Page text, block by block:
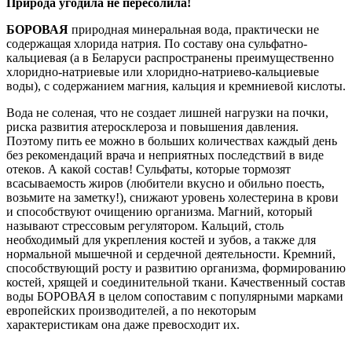
БОРОВАЯ природная минеральная вода, практически не
содержащая хлорида натрия. По составу она сульфатно-
кальциевая (а в Беларуси распространены преимущественно
хлоридно-натриевые или хлоридно-натриево-кальциевые
воды), с содержанием магния, кальция и кремниевой кислоты.
Вода не соленая, что не создает лишней нагрузки на почки,
риска развития атеросклероза и повышения давления.
Поэтому пить ее можно в больших количествах каждый день
без рекомендаций врача и неприятных последствий в виде
отеков. А какой состав! Сульфаты, которые тормозят
всасываемость жиров (любители вкусно и обильно поесть,
возьмите на заметку!), снижают уровень холестерина в крови
и способствуют очищению организма. Магний, который
называют стрессовым регулятором. Кальций, столь
необходимый для укрепления костей и зубов, а также для
нормальной мышечной и сердечной деятельности. Кремний,
способствующий росту и развитию организма, формированию
костей, хрящей и соединительной ткани. Качественный состав
воды БОРОВАЯ в целом сопоставим с популярными марками
европейских производителей, а по некоторым
характеристикам она даже превосходит их.